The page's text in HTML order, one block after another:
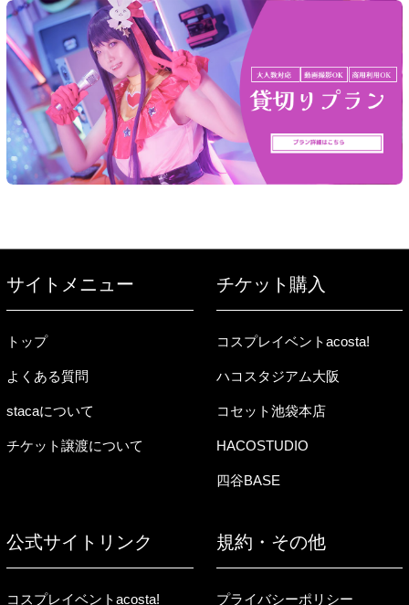
サイトメニュー
トップ
よくある質問
stacaについて
チケット譲渡について
チケット購入
コスプレイベントacosta!
ハコスタジアム大阪
コセット池袋本店
HACOSTUDIO
四谷BASE
公式サイトリンク
コスプレイベントacosta!
規約・その他
プライバシーポリシー